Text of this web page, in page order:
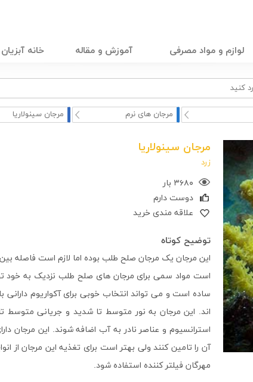
لوازم و مواد مصرفی آموزش و مقاله خانه آبزیان
مرجان های نرم مرجان سینولاریا
مرجان سینولاریا
زرد
۳۶۸۰ بار
دوست دارم
علاقه مندی خرید
توضیح کوتاه
این مرجان یک مرجان صلح طلب بوده اما لازم است فاصله
است مواد سمی برای مرجان های صلح طلب نزدیک به خود
ساده است و می تواند انتخاب خوبی برای آکواریوم دارانی
اند. این مرجان به نور متوسط تا شدید و جریانی متوسط
استرانسیوم و عناصر نادر به آب اضافه شوند. این مرجان
آن را تامین کنند ولی بهتر است برای تغذیه این مرجان
مهرگان فیلتر کننده استفاده شود.